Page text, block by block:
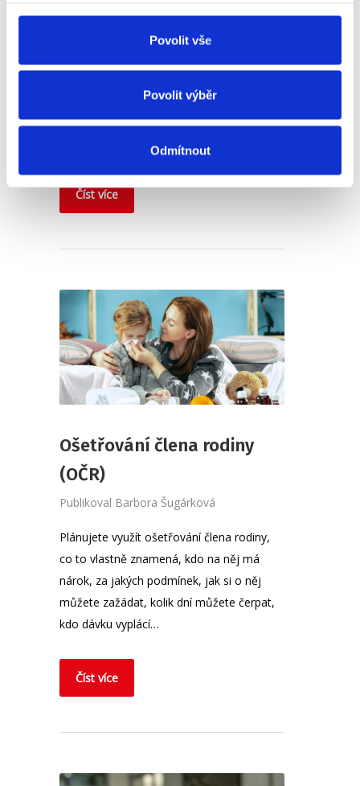
Povolit vše
Povolit výběr
Odmítnout
Novinky v oblasti DPP
Barbora Šugárková
Zajímá vás, jaké změny nastaly v roce
2024 v oblasti DPP (Dohoda o provedení
práce) a co nás čeká v roce 2025. Monika
Číst více
Ošetřování člena rodiny
(OČR)
Publikoval Barbora Šugárková
Plánujete využít ošetřování člena rodiny,
co to vlastně znamená, kdo na něj má
nárok, za jakých podmínek, jak si o něj
můžete zažádat, kolik dní můžete čerpat,
kdo dávku vyplácí…
Číst více